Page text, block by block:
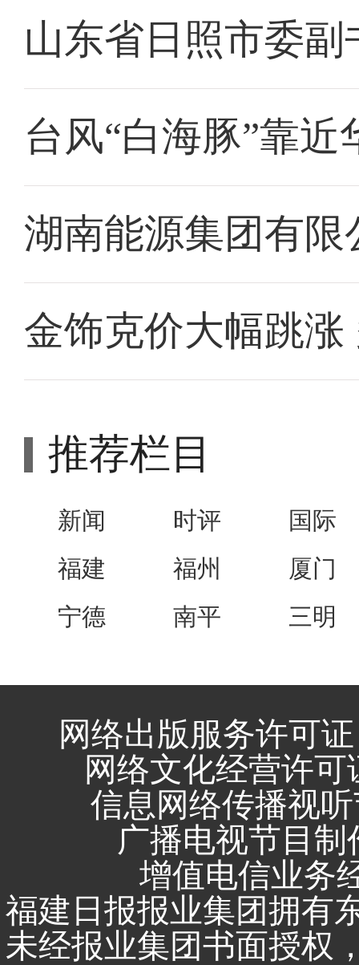
山东省日照市委
台风“白海豚”靠近
湖南能源集团有
金饰克价大幅跳
推荐栏目
新闻 时评
国际
福建
福州
厦门
宁德
南平 三明
网络出版服务许可
网络文化经营许可
信息网络传播视
广播电视节目
增值电信业务
福建日报报业集团拥有
未经报业集团书面授权